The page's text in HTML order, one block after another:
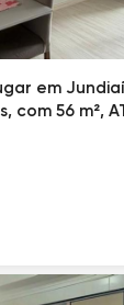
em
56 m²,